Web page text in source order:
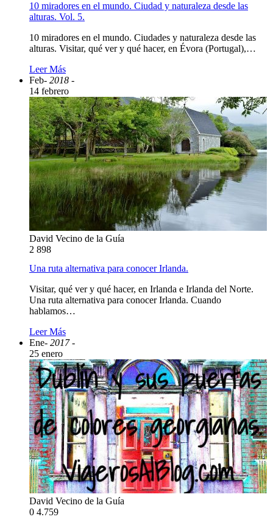
10 miradores en el mundo. Ciudad y naturaleza desde las
alturas. Vol. 5.
10 miradores en el mundo. Ciudades y naturaleza desde las
alturas. Visitar, qué ver y qué hacer, en Évora (Portugal),…
Leer Más
Feb- 2018 -
14 febrero
David Vecino de la Guía
2 898
Una ruta alternativa para conocer Irlanda.
Visitar, qué ver y qué hacer, en Irlanda e Irlanda del Norte.
Una ruta alternativa para conocer Irlanda. Cuando
hablamos…
Leer Más
Ene- 2017 -
25 enero
David Vecino de la Guía
0 4.759